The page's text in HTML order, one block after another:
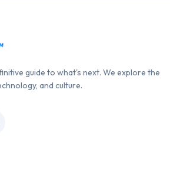
guide to what's next. We explore the
and culture.